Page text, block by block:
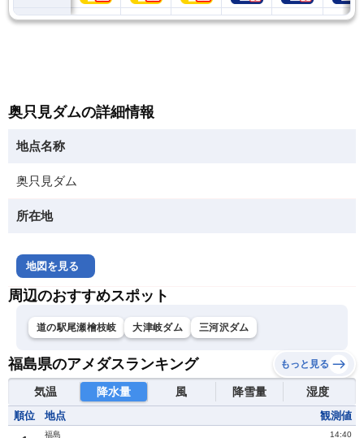
奥只見ダムの詳細情報
地点名称
奥只見ダム
所在地
地図を見る
周辺のおすすめスポット
道の駅尾瀬檜枝岐 大津岐ダム 三河沢ダム
福島県のアメダスランキング もっと見る
気温 降水量 風 降雪量 湿度
順位 地点 観測値
福島 14:40